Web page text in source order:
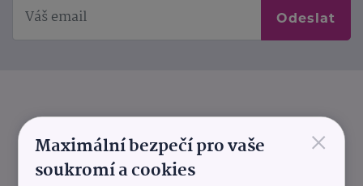
Odeslat
×
Maximální bezpečí pro vaše
soukromí a cookies